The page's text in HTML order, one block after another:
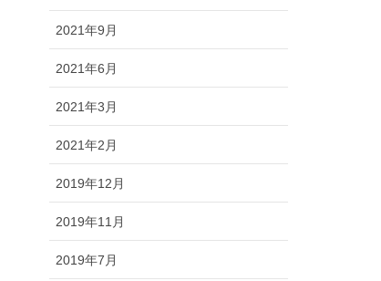
2021年9月
2021年6月
2021年3月
2021年2月
2019年12月
2019年11月
2019年7月